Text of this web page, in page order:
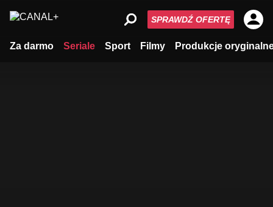
Za darmo Seriale Sport Filmy Produkcje
SPRAWDŹ OFERTĘ